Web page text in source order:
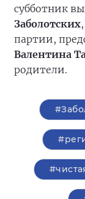
субботник
Заболотских
партии,
Валентина
родители.